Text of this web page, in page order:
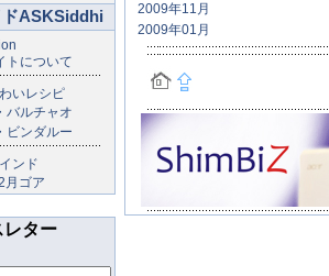
ドASKSiddhi
トについて
いレシピ
バルチャオ
ビンダルー
ンド
月ゴア
レター
2009年11月
2009年01月